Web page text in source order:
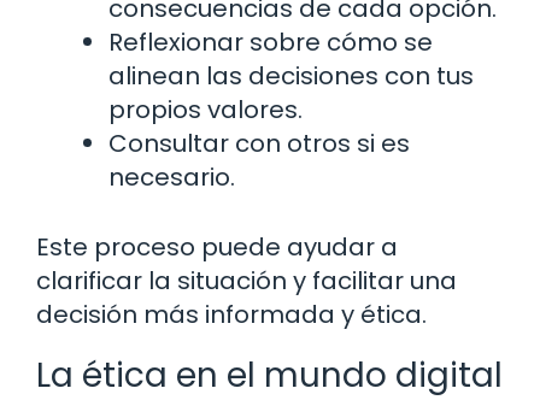
consecuencias de cada opción.
Reflexionar sobre cómo se
alinean las decisiones con tus
propios valores.
Consultar con otros si es
necesario.
Este proceso puede ayudar a
clarificar la situación y facilitar una
decisión más informada y ética.
La ética en el mundo digital